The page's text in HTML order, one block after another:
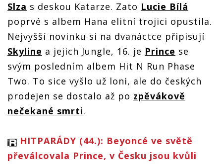
Slza s deskou Katarze. Zato Lucie Bílá
poprvé s albem Hana elitní trojici opustila.
Nejvyšší novinku si na dvanáctce připisují
Skyline a jejich Jungle, 16. je Prince se
svým posledním albem Hit N Run Phase
Two. To sice vyšlo už loni, ale do českých
prodejen se dostalo až po zpěvákově
nečekané smrti.
HITPARÁDY (44.): Beyoncé ve světě
převálcovala Prince, v Česku jsou kvůli